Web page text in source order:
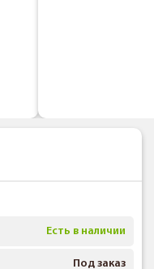
Есть в наличии
Под заказ